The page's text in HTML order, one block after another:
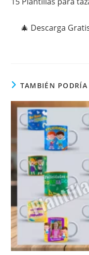
artículos
🎄 Descarga
TAMBIÉN PODRÍA